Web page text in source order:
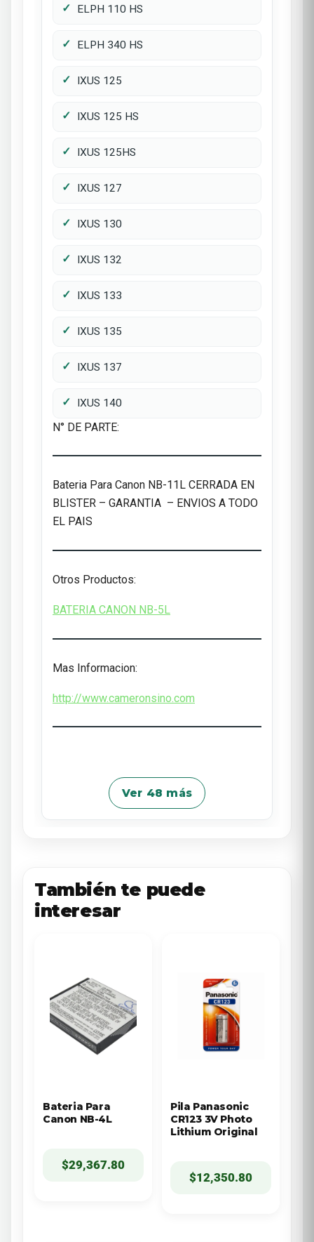
ELPH 110 HS
ELPH 340 HS
IXUS 125
IXUS 125 HS
IXUS 125HS
IXUS 127
IXUS 130
IXUS 132
IXUS 133
IXUS 135
IXUS 137
IXUS 140
N° DE PARTE:
Bateria Para Canon NB-11L CERRADA EN
BLISTER – GARANTIA – ENVIOS A TODO
EL PAIS
Otros Productos:
BATERIA CANON NB-5L
Mas Informacion:
http://www.cameronsino.com
Ver 48 más
También te puede
interesar
Bateria Para
Canon NB-4L
$29,367.80
Pila Panasonic
CR123 3V Photo
Lithium Original
$12,350.80